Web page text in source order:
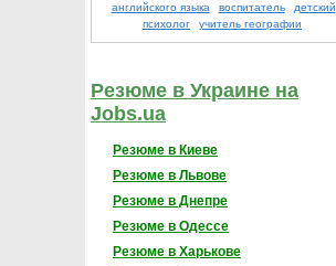
английского языка
воспитатель
детский
психолог
учитель географии
Резюме в Украине на
Jobs.ua
Резюме в Киеве
Резюме в Львове
Резюме в Днепре
Резюме в Одессе
Резюме в Харькове